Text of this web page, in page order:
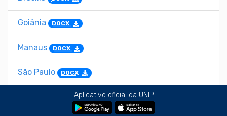
Goiânia DOCX
Manaus DOCX
São Paulo DOCX
Aplicativo oficial da UNIP